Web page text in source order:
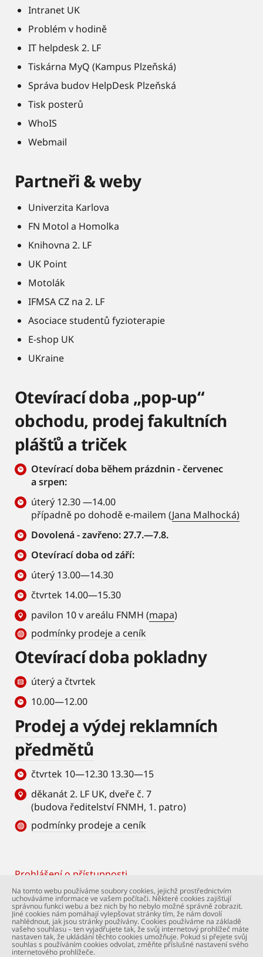
Intranet UK
Problém v hodině
IT helpdesk 2. LF
Tiskárna MyQ (Kampus Plzeňská)
Správa budov HelpDesk Plzeňská
Tisk posterů
WhoIS
Webmail
Partneři & weby
Univerzita Karlova
FN Motol a Homolka
Knihovna 2. LF
UK Point
Motolák
IFMSA CZ na 2. LF
Asociace studentů fyzioterapie
E-shop UK
UKraine
Otevírací doba „pop-up“
obchodu, prodej fakultních
plášťů a triček
Otevírací doba během prázdnin - červenec
a srpen:
úterý 12.30 —14.00
případně po dohodě e-mailem (Jana Malhocká)
Dovolená - zavřeno: 27.7.—7.8.
Otevírací doba od září:
úterý 13.00—14.30
čtvrtek 14.00—15.30
pavilon 10 v areálu FNMH (mapa)
podmínky prodeje a ceník
Otevírací doba pokladny
úterý a čtvrtek
10.00—12.00
Prodej a výdej reklamních
předmětů
čtvrtek 10—12.30 13.30—15
děkanát 2. LF UK, dveře č. 7
(budova ředitelství FNMH, 1. patro)
podmínky prodeje a ceník
Footer
Prohlášení o přístupnosti
© Univerzita Karlova – 2. lékařská fakulta. Všechna
práva vyhrazena. Foto: 2. LF a Shutterstock.com.
Podpora webu:webmaster@lfmotol.cuni.cz
Na tomto webu používáme soubory cookies, jejichž prostřednictvím
uchováváme informace ve vašem počítači. Některé cookies zajišťují
správnou funkci webu a bez nich by ho nebylo možné správně zobrazit.
Jiné cookies nám pomáhají vylepšovat stránky tím, že nám dovolí
nahlédnout, jak jsou stránky používány. Cookies používáme na základě
vašeho souhlasu – ten vyjadřujete tak, že svůj internetový prohlížeč máte
nastaven tak, že ukládání těchto cookies umožňuje. Pokud si přejete svůj
souhlas s používáním cookies odvolat, změňte příslušné nastavení svého
internetového prohlížeče.